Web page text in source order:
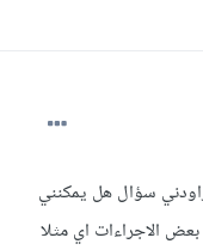
سؤال هل يمكنني
الاجراءات اي مثلا